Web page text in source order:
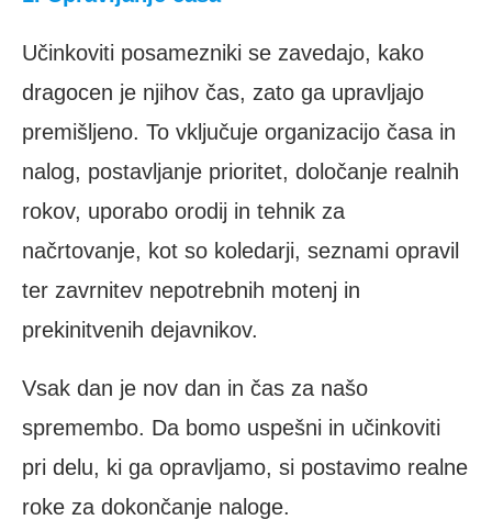
Učinkoviti posamezniki se zavedajo, kako
dragocen je njihov čas, zato ga upravljajo
premišljeno. To vključuje organizacijo časa in
nalog, postavljanje prioritet, določanje realnih
rokov, uporabo orodij in tehnik za
načrtovanje, kot so koledarji, seznami opravil
ter zavrnitev nepotrebnih motenj in
prekinitvenih dejavnikov.
Vsak dan je nov dan in čas za našo
spremembo. Da bomo uspešni in učinkoviti
pri delu, ki ga opravljamo, si postavimo realne
roke za dokončanje naloge.